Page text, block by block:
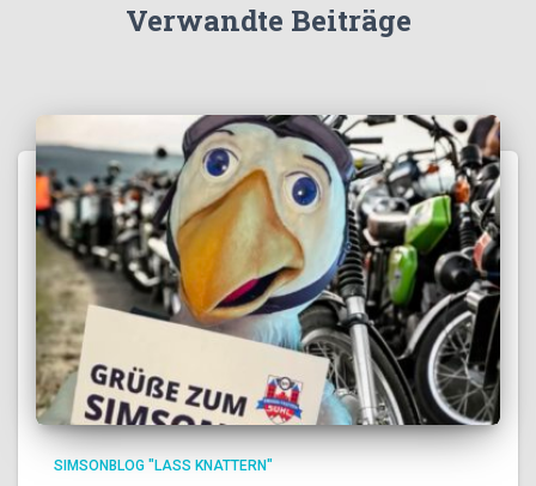
Verwandte Beiträge
SIMSONBLOG "LASS KNATTERN"